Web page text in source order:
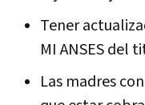
Tener
MI ANSES del
Las madres